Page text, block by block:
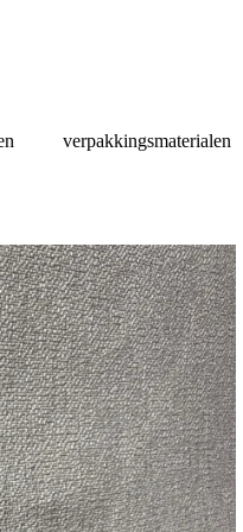
verpakkingsmaterialen